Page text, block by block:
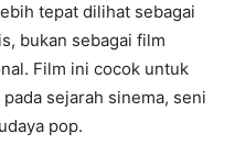
tepat dilihat sebagai
bukan sebagai film
Film ini cocok untuk
sejarah sinema, seni
pop.